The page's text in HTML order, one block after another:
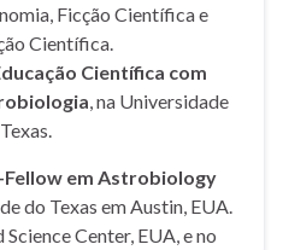
Ficção Científica e
Científica.
Científica com
, na Universidade
em Astrobiology
do Texas em Austin, EUA.
Center, EUA, e no